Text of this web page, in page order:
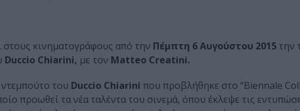
στους κινηματογράφους από την Πέμπτη 6 Αυγούστου 2015 την
Duccio Chiarini, με τον Matteo Creatini.
του Duccio Chiarini που προβλήθηκε στο “Biennale
προωθεί τα νέα ταλέντα του σινεμά, όπου έκλεψε τις